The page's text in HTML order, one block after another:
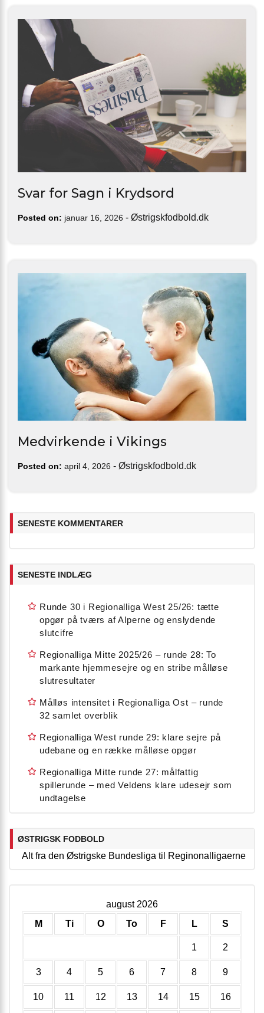
Svar for Sagn i Krydsord
Posted on: januar 16, 2026 - Østrigskfodbold.dk
Medvirkende i Vikings
Posted on: april 4, 2026 - Østrigskfodbold.dk
SENESTE KOMMENTARER
SENESTE INDLÆG
Runde 30 i Regionalliga West 25/26: tætte
opgør på tværs af Alperne og enslydende
slutcifre
Regionalliga Mitte 2025/26 – runde 28: To
markante hjemmesejre og en stribe målløse
slutresultater
Målløs intensitet i Regionalliga Ost – runde
32 samlet overblik
Regionalliga West runde 29: klare sejre på
udebane og en række målløse opgør
Regionalliga Mitte runde 27: målfattig
spillerunde – med Veldens klare udesejr som
undtagelse
ØSTRIGSK FODBOLD
Alt fra den Østrigske Bundesliga til Reginonalligaerne
august 2026
M
Ti O To F L S
1 2
3 4 5 6 7 8 9
10 11 12 13 14 15 16